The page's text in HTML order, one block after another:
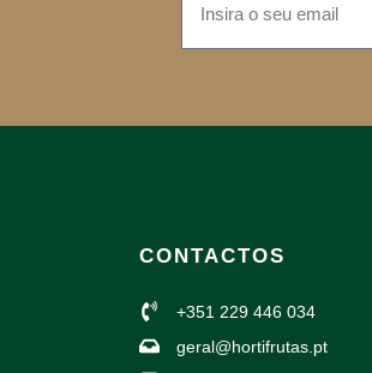
CONTACTOS
+351 229 446 034
geral@hortifrutas.pt